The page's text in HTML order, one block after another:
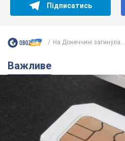
Підписатись
На Донеччині загинула...
Важливе